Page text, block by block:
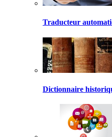
Traducteur
Dictionnaire